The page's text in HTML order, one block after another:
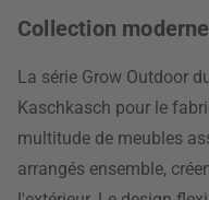
Collection
La série Grow Outdoor
Kaschkasch pour le
multitude de meubles
arrangés ensemble,